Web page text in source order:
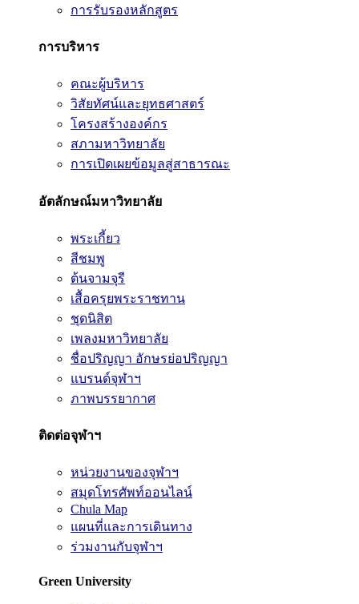
การรับรองหลักสูตร
การบริหาร
คณะผู้บริหาร
วิสัยทัศน์และยุทธศาสตร์
โครงสร้างองค์กร
สภามหาวิทยาลัย
การเปิดเผยข้อมูลสู่สาธารณะ
อัตลักษณ์มหาวิทยาลัย
พระเกี้ยว
สีชมพู
ต้นจามจุรี
เสื้อครุยพระราชทาน
ชุดนิสิต
เพลงมหาวิทยาลัย
ชื่อปริญญา อักษรย่อปริญญา
แบรนด์จุฬาฯ
ภาพบรรยากาศ
ติดต่อจุฬาฯ
หน่วยงานของจุฬาฯ
สมุดโทรศัพท์ออนไลน์
Chula Map
แผนที่และการเดินทาง
ร่วมงานกับจุฬาฯ
Green University